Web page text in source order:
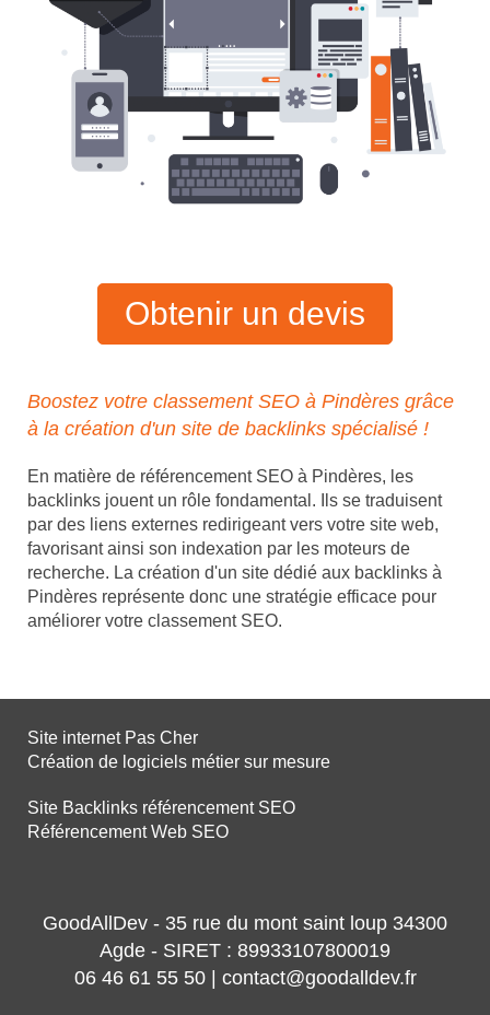
Obtenir un devis
Boostez votre classement SEO à Pindères grâce
à la création d'un site de backlinks spécialisé !
En matière de référencement SEO à Pindères, les
backlinks jouent un rôle fondamental. Ils se traduisent
par des liens externes redirigeant vers votre site web,
favorisant ainsi son indexation par les moteurs de
recherche. La création d'un site dédié aux backlinks à
Pindères représente donc une stratégie efficace pour
améliorer votre classement SEO.
Site internet Pas Cher
Création de logiciels métier sur mesure
Site Backlinks référencement SEO
Référencement Web SEO
GoodAllDev - 35 rue du mont saint loup 34300
Agde - SIRET : 89933107800019
06 46 61 55 50 | contact@goodalldev.fr